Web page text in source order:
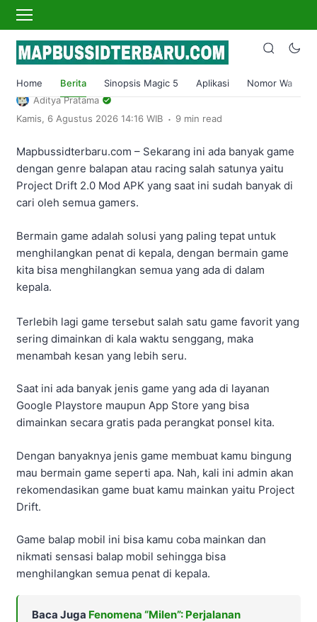
Home Berita Sinopsis Magic 5 Aplikasi Nomor Wa
Home›Berita
Project Drift 2.0 Mod APK Download
Versi Terbaru 2023 Unlcok All Fiture
Aditya Pratama
Kamis, 6 Agustus 2026 14:16 WIB . 9 min read
Mapbussidterbaru.com – Sekarang ini ada banyak game
dengan genre balapan atau racing salah satunya yaitu
Project Drift 2.0 Mod APK yang saat ini sudah banyak di
cari oleh semua gamers.
Bermain game adalah solusi yang paling tepat untuk
menghilangkan penat di kepala, dengan bermain game
kita bisa menghilangkan semua yang ada di dalam
kepala.
Terlebih lagi game tersebut salah satu game favorit yang
sering dimainkan di kala waktu senggang, maka
menambah kesan yang lebih seru.
Saat ini ada banyak jenis game yang ada di layanan
Google Playstore maupun App Store yang bisa
dimainkan secara gratis pada perangkat ponsel kita.
Dengan banyaknya jenis game membuat kamu bingung
mau bermain game seperti apa. Nah, kali ini admin akan
rekomendasikan game buat kamu mainkan yaitu Project
Drift.
Game balap mobil ini bisa kamu coba mainkan dan
nikmati sensasi balap mobil sehingga bisa
menghilangkan semua penat di kepala.
Baca Juga Fenomena “Milen”: Perjalanan